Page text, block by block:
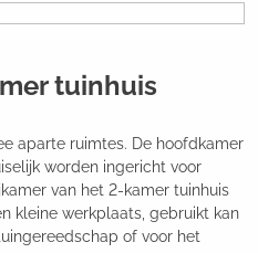
tuinhuis
aparte ruimtes. De hoofdkamer
worden ingericht voor
van het 2-kamer tuinhuis
kleine werkplaats, gebruikt kan
of voor het